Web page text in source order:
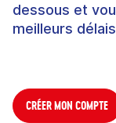
dessous et
meilleurs
CRÉER MON COMPTE